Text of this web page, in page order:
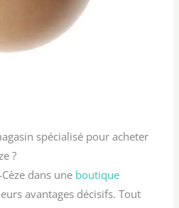
spécialisé pour acheter
?
dans une boutique
avantages décisifs. Tout